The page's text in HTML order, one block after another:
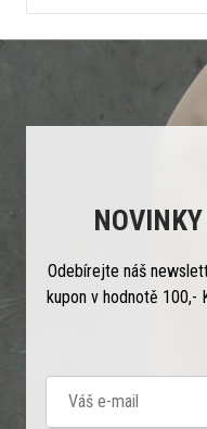
Odebírejte náš
kupon v hodnotě 100,-